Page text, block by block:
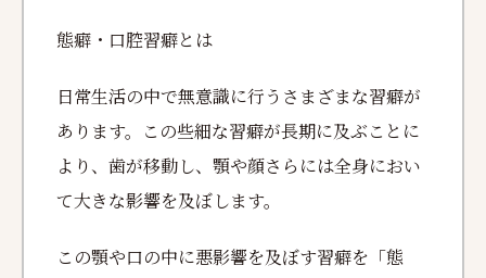
態癖・口腔習癖とは
日常生活の中で無意識に行うさまざまな習癖が
あります。この些細な習癖が長期に及ぶことに
より、歯が移動し、顎や顔さらには全身におい
て大きな影響を及ぼします。
この顎や口の中に悪影響を及ぼす習癖を「態